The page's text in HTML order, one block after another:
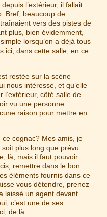
l’extérieur, il fallait
Bref, beaucoup de
vers des pistes de
plus, bien évidemment,
lorsqu’on a déjà tous
ici, dans cette salle, en ce
restée sur la scène
nous intéresse, et qu’elle
l’extérieur, côté salle de
vu une personne
raison pour mettre en
cognac? Mes amis, je
plus long que prévu
là, mais il faut pouvoir
remettre dans le bon
éléments fournis dans ce
vous détendre, prenez
laissé un agent devant
c’est une de ses
de là…